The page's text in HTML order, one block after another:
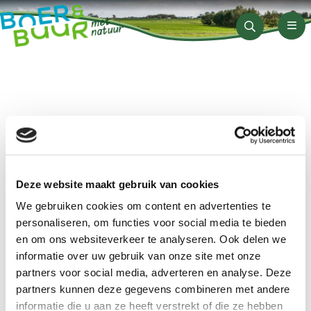
Deze website maakt gebruik van cookies
We gebruiken cookies om content en advertenties te
personaliseren, om functies voor social media te bieden
en om ons websiteverkeer te analyseren. Ook delen we
informatie over uw gebruik van onze site met onze
partners voor social media, adverteren en analyse. Deze
partners kunnen deze gegevens combineren met andere
informatie die u aan ze heeft verstrekt of die ze hebben
Zoeken
Boer&Buur met Natuur
Arthur van Schendelstraat 600
3511 MJ Utrecht
06-41376241
hallo@boerenenbuurmetnatuur.nl